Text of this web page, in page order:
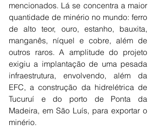
mencionados. Lá se concentra a maior
quantidade de minério no mundo: ferro
de alto teor, ouro, estanho, bauxita,
manganês, níquel e cobre, além de
outros raros. A amplitude do projeto
exigiu a implantação de uma pesada
infraestrutura, envolvendo, além da
EFC, a construção da hidrelétrica de
Tucuruí e do porto de Ponta da
Madeira, em São Luís, para exportar o
minério.